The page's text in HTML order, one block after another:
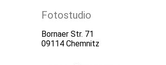
Fotostudio
Bornaer Str. 71
09114 Chemnitz